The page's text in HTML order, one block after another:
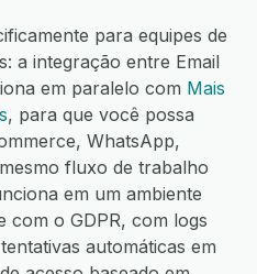
para equipes de
a integração entre Email
em paralelo com Mais
, para que você possa
WhatsApp,
fluxo de trabalho
em um ambiente
com o GDPR, com logs
automáticas em